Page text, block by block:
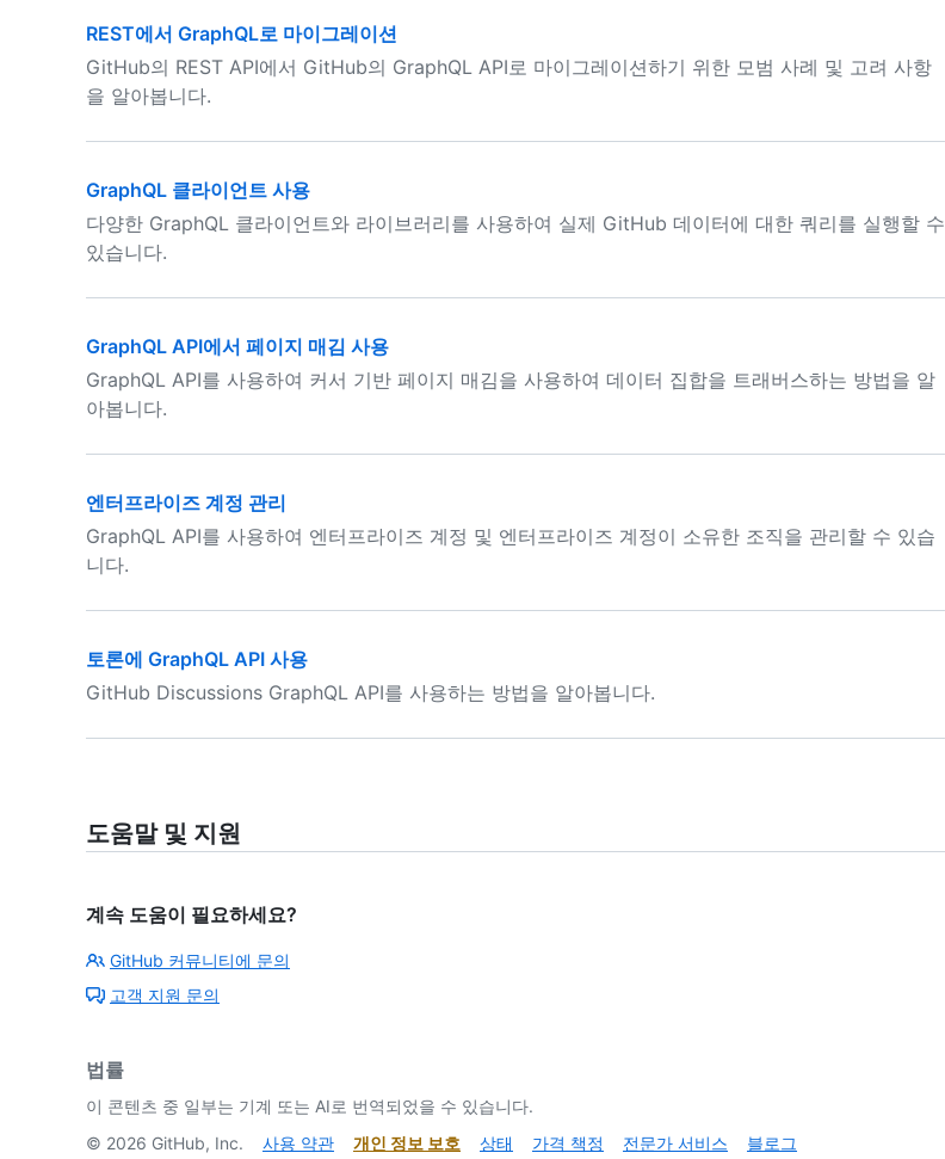
REST에서 GraphQL로 마이그레이션
GitHub의 REST API에서 GitHub의 GraphQL API로 마이그레이션하기 위한 모범 사례 및 고려 사항
을 알아봅니다.
GraphQL 클라이언트 사용
다양한 GraphQL 클라이언트와 라이브러리를 사용하여 실제 GitHub 데이터에 대한 쿼리를 실행할 수
있습니다.
GraphQL API에서 페이지 매김 사용
GraphQL API를 사용하여 커서 기반 페이지 매김을 사용하여 데이터 집합을 트래버스하는 방법을 알
아봅니다.
엔터프라이즈 계정 관리
GraphQL API를 사용하여 엔터프라이즈 계정 및 엔터프라이즈 계정이 소유한 조직을 관리할 수 있습
니다.
토론에 GraphQL API 사용
GitHub Discussions GraphQL API를 사용하는 방법을 알아봅니다.
도움말 및 지원
계속 도움이 필요하세요?
GitHub 커뮤니티에 문의
고객 지원 문의
법률
이 콘텐츠 중 일부는 기계 또는 AI로 번역되었을 수 있습니다.
© 2026 GitHub, Inc. 사용 약관 개인 정보 보호 상태 가격 책정 전문가 서비스 블로그